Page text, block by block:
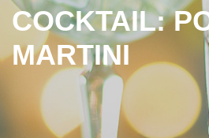
COCKTAIL:
MARTINI